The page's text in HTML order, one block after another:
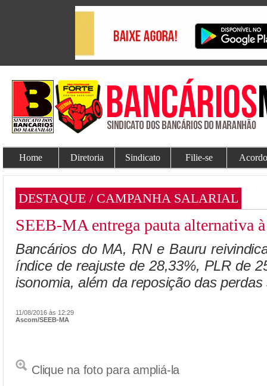
Home Diretoria Sindicato Filie-se
DESTAQUE / CAMPANHA SALARIAL
SEEB-MA entrega pauta alternativa
Bancários do MA, RN e Bauru
índice de reajuste de 28,33%, PLR de
isonomia, além da reposição das perdas
11/08/2016 às 12:29
Ascom/SEEB-MA
Clique na foto para ampliá-la